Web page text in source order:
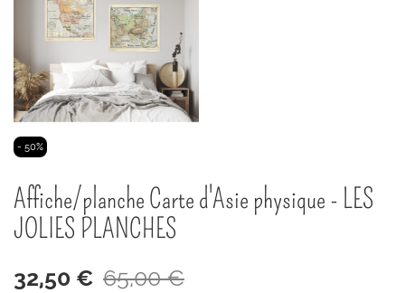
Passer
de
la
Galerie
- 50%
Affiche/planche Carte d'Asie physique - LES
JOLIES PLANCHES
32,50 € 65,00 €